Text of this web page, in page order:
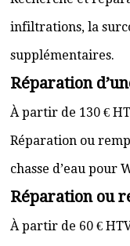
infiltrations, la
supplémentaires.
Réparation
À partir de 130 €
Réparation ou
chasse d’eau pour
Réparation ou
À partir de 60 €